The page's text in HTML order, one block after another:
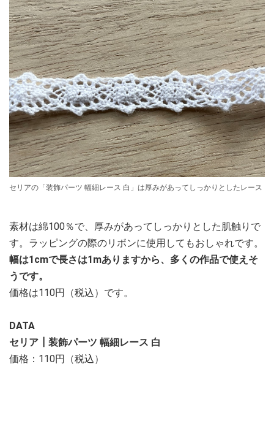
セリアの「装飾パーツ 幅細レース 白」は厚みがあってしっかりとしたレース
素材は綿100％で、厚みがあってしっかりとした肌触りで
す。ラッピングの際のリボンに使用してもおしゃれです。
幅は1cmで長さは1mありますから、多くの作品で使えそ
うです。
価格は110円（税込）です。
DATA
セリア┃装飾パーツ 幅細レース 白
価格：110円（税込）